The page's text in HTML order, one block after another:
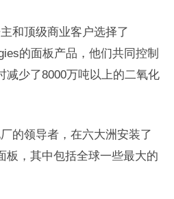
和顶级商业客户选择了
的面板产品，他们共同控制
减少了8000万吨以上的二氧化
的领导者，在六大洲安装了
板，其中包括全球一些最大的